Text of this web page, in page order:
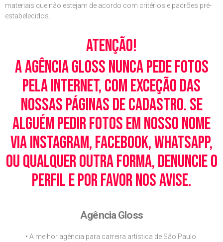
materiais que não estejam de acordo com critérios e padrões pré-
estabelecidos.
Atenção!
A Agência Gloss nunca pede fotos
pela Internet, com exceção das
nossas páginas de cadastro. Se
alguém pedir fotos em nosso nome
via Instagram, Facebook, WhatsApp,
ou qualquer outra forma, denuncie o
perfil e por favor nos avise.
Agência Gloss
• A melhor agência para carreira artística de São Paulo.